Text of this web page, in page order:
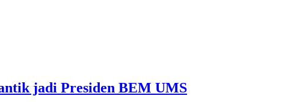
jadi Presiden BEM UMS